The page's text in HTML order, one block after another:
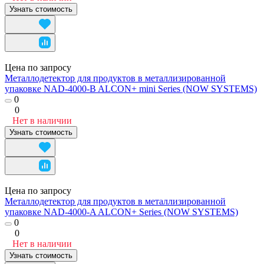
Узнать стоимость
Цена по запросу
Металлодетектор для продуктов в металлизированной
упаковке NAD-4000-B ALCON+ mini Series (NOW SYSTEMS)
0
0
Нет в наличии
Узнать стоимость
Цена по запросу
Металлодетектор для продуктов в металлизированной
упаковке NAD-4000-A ALCON+ Series (NOW SYSTEMS)
0
0
Нет в наличии
Узнать стоимость